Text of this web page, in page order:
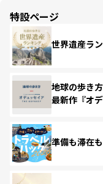
特設ページ
世界遺産ラ
地球の歩き
最新作『オ
準備も滞在